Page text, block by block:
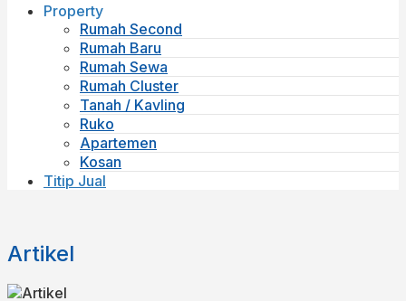
Property
Rumah Second
Rumah Baru
Rumah Sewa
Rumah Cluster
Tanah / Kavling
Ruko
Apartemen
Kosan
Titip Jual
Artikel